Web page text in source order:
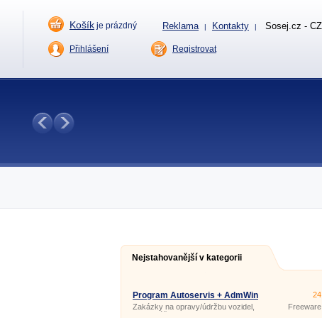
Nejstahovanější v kategorii
Program Autoservis + AdmWin
2.72 Start
Zakázky na opravy/údržbu vozidel,
sklady, účtenky EET
24
Freeware
Košík je prázdný Reklama | Kontakty |
Přihlášení Registrovat